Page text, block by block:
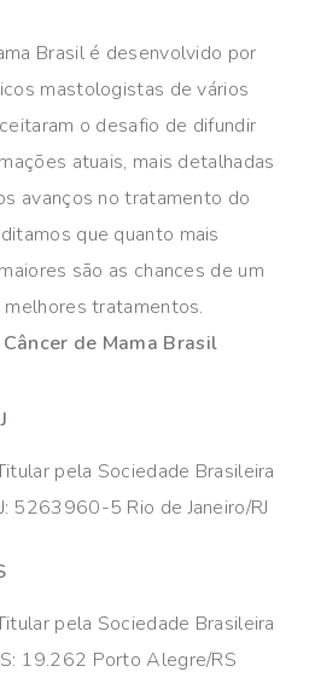
Brasil é desenvolvido por
mastologistas de vários
o desafio de difundir
atuais, mais detalhadas
avanços no tratamento do
que quanto mais
são as chances de um
tratamentos.
de Mama Brasil
pela Sociedade Brasileira
5263960-5 Rio de Janeiro/RJ
pela Sociedade Brasileira
19.262 Porto Alegre/RS